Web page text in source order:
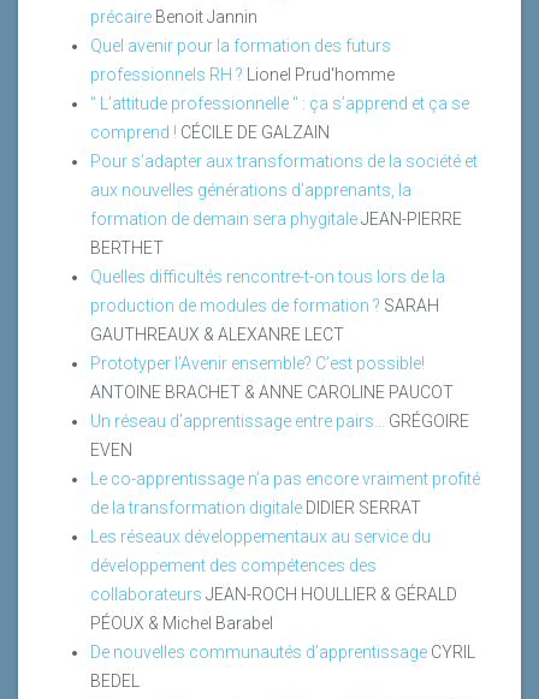
précaire Benoit Jannin
Quel avenir pour la formation des futurs
professionnels RH ?
Lionel Prud'homme
" L’attitude professionnelle " : ça s’apprend et ça se
comprend ! CÉCILE DE GALZAIN
Pour s’adapter aux transformations de la société et
aux nouvelles générations d’apprenants, la
formation de demain sera phygitaleJEAN-PIERRE
BERTHET
Quelles difficultés rencontre-t-on tous lors de la
production de modules de formation ? SARAH
GAUTHREAUX & ALEXANRE LECT
Prototyper l’Avenir ensemble? C’est possible!
ANTOINE BRACHET & ANNE CAROLINE PAUCOT
Un réseau d’apprentissage entre pairs...
GRÉGOIRE
EVEN
Le co-apprentissage n’a pas encore vraiment profité
de la transformation digitale DIDIER SERRAT
Les réseaux développementaux au service du
développement des compétences des
collaborateurs JEAN-ROCH HOULLIER & GÉRALD
PÉOUX & Michel Barabel
De nouvelles communautés d’apprentissage CYRIL
BEDEL